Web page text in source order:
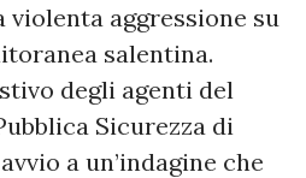
aggressione su
salentina.
degli agenti del
Sicurezza di
a un’indagine che